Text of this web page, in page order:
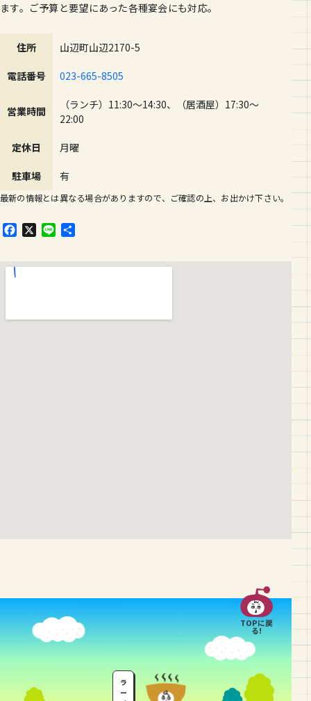
ます。ご予算と要望にあった各種宴会にも対応。
住所 山辺町山辺2170-5
電話番号 023-665-8505
営業時間
（ランチ）11:30～14:30、（居酒屋）17:30～
22:00
定休日 月曜
駐車場 有
最新の情報とは異なる場合がありますので、ご確認の上、お出かけ下さい。
F
e
X
L
e
TOPに戻
る!
ラ
ー